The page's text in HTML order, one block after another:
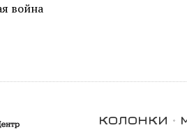
война
колонки